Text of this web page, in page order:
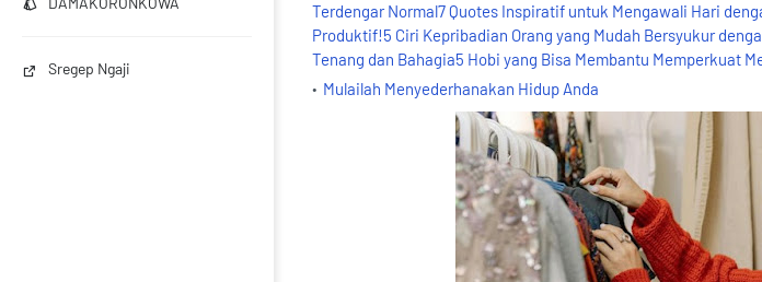
Sregep Ngaji
Terdengar Normal7 Quotes Inspiratif untuk Mengawali Hari
Produktif!5 Ciri Kepribadian Orang yang Mudah Bersyukur
Tenang dan Bahagia5 Hobi yang Bisa Membantu Memperkuat
Mulailah Menyederhanakan Hidup Anda